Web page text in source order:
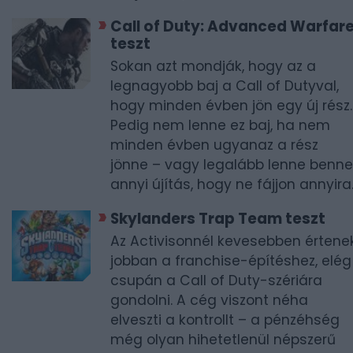
Call of Duty: Advanced
teszt
Sokan azt mondják, hogy az a
legnagyobb baj a Call of Dutyval,
hogy minden évben jön egy új rész.
Pedig nem lenne ez baj, ha nem
minden évben ugyanaz a rész
jönne – vagy legalább lenne benne
annyi újítás, hogy ne fájjon annyira.
Skylanders Trap Team teszt
Az Activisonnél kevesebben
jobban a franchise-építéshez, elég
csupán a Call of Duty-szériára
gondolni. A cég viszont néha
elveszti a kontrollt – a pénzéhség
még olyan hihetetlenül népszerű